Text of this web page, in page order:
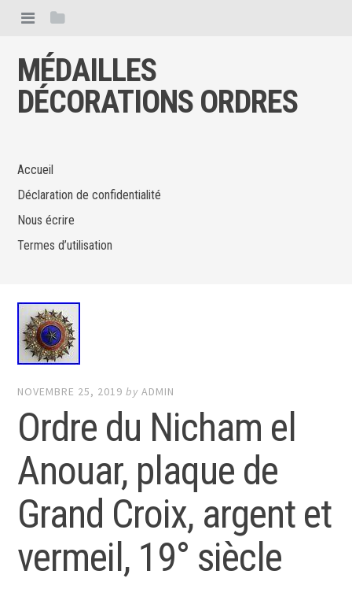
MÉDAILLES
DÉCORATIONS ORDRES
Accueil
Déclaration de confidentialité
Nous écrire
Termes d’utilisation
NOVEMBRE 25, 2019 byADMIN
Ordre du Nicham el
Anouar, plaque de
Grand Croix, argent et
vermeil, 19° siècle